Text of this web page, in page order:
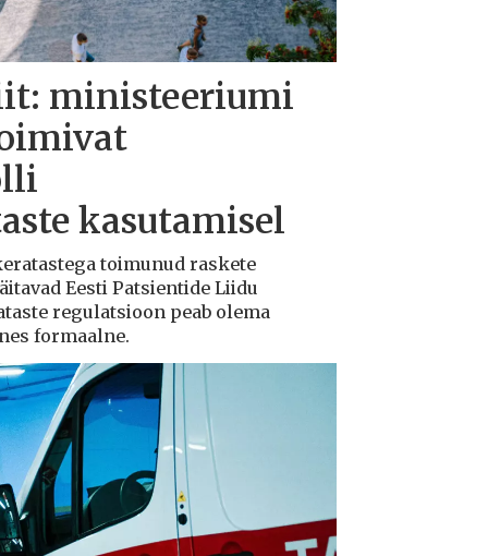
ministeeriumi
kasutamisel
toimunud raskete
Eesti Patsientide Liidu
regulatsioon peab olema
formaalne.